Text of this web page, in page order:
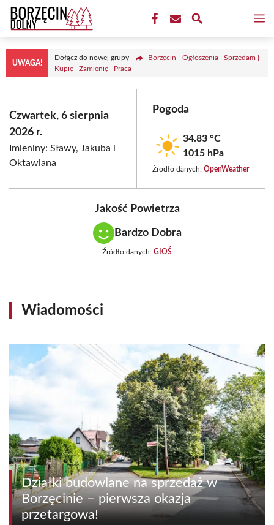
Przejdź
treści
UWAGA!
Dołącz do nowej grupy
Borzęcin - Ogłoszenia | Sprzedam |
Kupię | Zamienię | Praca
Czwartek, 6 sierpnia
2026 r.
Imieniny: Sławy, Jakuba i
Oktawiana
Pogoda
34.83 °C
1015 hPa
Źródło danych: OpenWeather
Jakość Powietrza
Bardzo Dobra
Źródło danych: GIOŚ
Wiadomości
Działki budowlane na sprzedaż w
Borzęcinie – pierwsza okazja
przetargowa!